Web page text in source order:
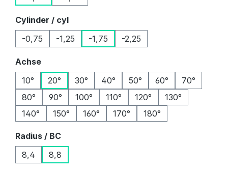
Cylinder / cylauswählen
-0,75
-1,25 -1,75 -2,25
Achseauswählen
10°
20° 30° 40° 50° 60°
70°
80°
90° 100° 110° 120°
130°
140°
150° 160° 170° 180°
Radius / BCauswählen
8,4
8,8